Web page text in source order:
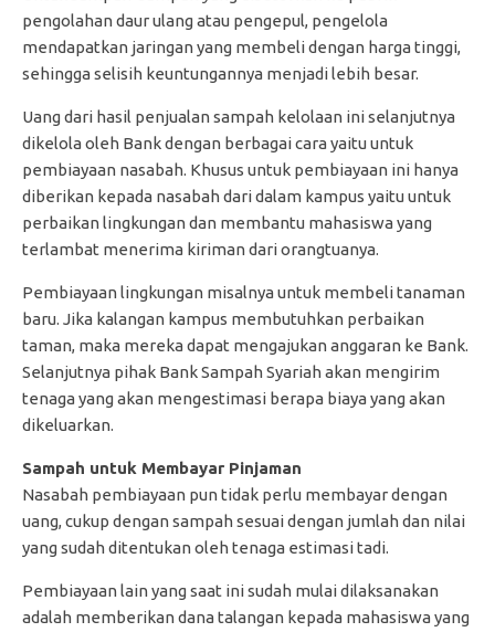
pengolahan daur ulang atau pengepul, pengelola
mendapatkan jaringan yang membeli dengan harga tinggi,
sehingga selisih keuntungannya menjadi lebih besar.
Uang dari hasil penjualan sampah kelolaan ini selanjutnya
dikelola oleh Bank dengan berbagai cara yaitu untuk
pembiayaan nasabah. Khusus untuk pembiayaan ini hanya
diberikan kepada nasabah dari dalam kampus yaitu untuk
perbaikan lingkungan dan membantu mahasiswa yang
terlambat menerima kiriman dari orangtuanya.
Pembiayaan lingkungan misalnya untuk membeli tanaman
baru. Jika kalangan kampus membutuhkan perbaikan
taman, maka mereka dapat mengajukan anggaran ke Bank.
Selanjutnya pihak Bank Sampah Syariah akan mengirim
tenaga yang akan mengestimasi berapa biaya yang akan
dikeluarkan.
Sampah untuk Membayar Pinjaman
Nasabah pembiayaan pun tidak perlu membayar dengan
uang, cukup dengan sampah sesuai dengan jumlah dan nilai
yang sudah ditentukan oleh tenaga estimasi tadi.
Pembiayaan lain yang saat ini sudah mulai dilaksanakan
adalah memberikan dana talangan kepada mahasiswa yang